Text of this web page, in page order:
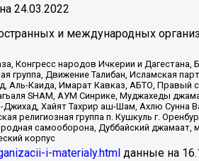
24.03.2022
и международных
народов Ичкерии и Дагестана,
группа, Движение Талибан, Исламская
Каида, Имарат Кавказ, АБТО,
SHAM, АУМ Синрике, Муджахеды
Хайят Тахрир аш-Шам, Ахлю Сунна
религиозная группа п. Кушкуль г.
самооборона, Дуббайский
корпус
i-materialy.html данные на